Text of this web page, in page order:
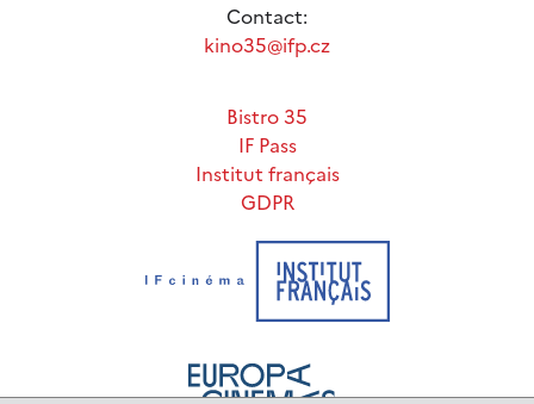
Contact:
kino35@ifp.cz
Bistro 35
IF Pass
Institut français
GDPR